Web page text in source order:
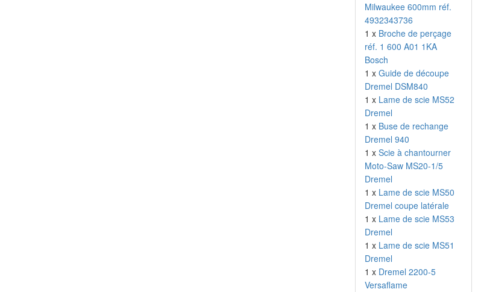
Milwaukee 600mm réf.
4932343736
1 x Broche de perçage
réf. 1 600 A01 1KA
Bosch
1 x Guide de découpe
Dremel DSM840
1 x Lame de scie MS52
Dremel
1 x Buse de rechange
Dremel 940
1 x Scie à chantourner
Moto-Saw MS20-1/5
Dremel
1 x Lame de scie MS50
Dremel coupe latérale
1 x Lame de scie MS53
Dremel
1 x Lame de scie MS51
Dremel
1 x Dremel 2200-5
Versaflame